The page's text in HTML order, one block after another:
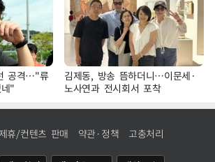
공격…"류
"
김제동, 방송 뜸하더니…이문세·
노사연과 전시회서 포착
제휴/컨텐츠 판매 약관·정책 고충처리